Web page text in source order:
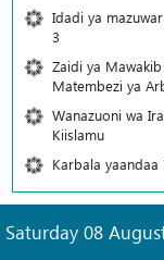
Idadi ya
3
Zaidi ya
Matembezi ya
Wanazuoni wa
Kiislamu
Karbala
Saturday 08